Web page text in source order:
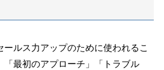
ールス力アップのために使われるこ
「最初のアプローチ」「トラブル